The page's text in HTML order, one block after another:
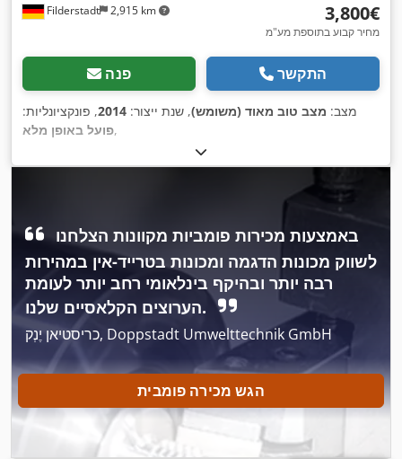
Filderstadt 2,915 km ‏3,800 ‏€
מחיר קבוע בתוספת מע"מ
פנה התקשר
מצב: מצב טוב מאוד (משומש), שנת ייצור: 2014, פונקציונליות:
פועל באופן מלא,
לשווק מכונות הדגמה ומכונות בטרייד-אין במהירות
רבה יותר ובהיקף בינלאומי רחב יותר לעומת
הערוצים הקלאסיים שלנו.
כריסטיאן יֶנְק, Doppstadt Umwelttechnik GmbH
הגש מכירה פומבית